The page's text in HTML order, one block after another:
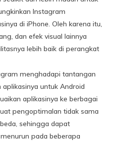
Instagram
di iPhone. Oleh karena itu,
dan efek visual lainnya
lebih baik di perangkat
menghadapi tantangan
untuk Android
aplikasinya ke berbagai
pengoptimalan tidak sama
sehingga dapat
pada beberapa